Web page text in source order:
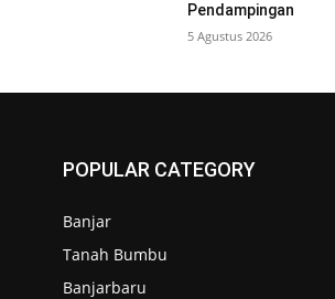
Pendampingan
5 Agustus 2026
POPULAR CATEGORY
Banjar
Tanah Bumbu
Banjarbaru